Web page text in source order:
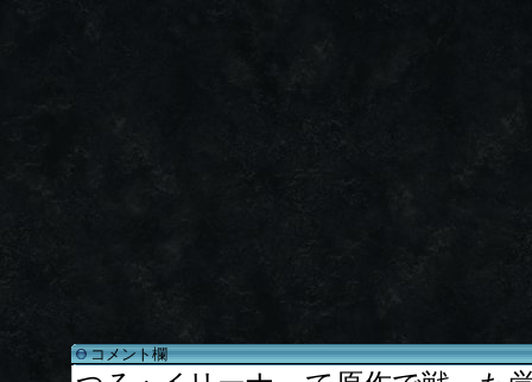
コメント欄